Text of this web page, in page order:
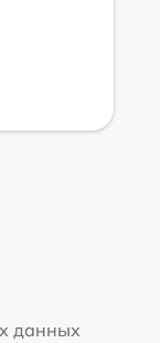
данных